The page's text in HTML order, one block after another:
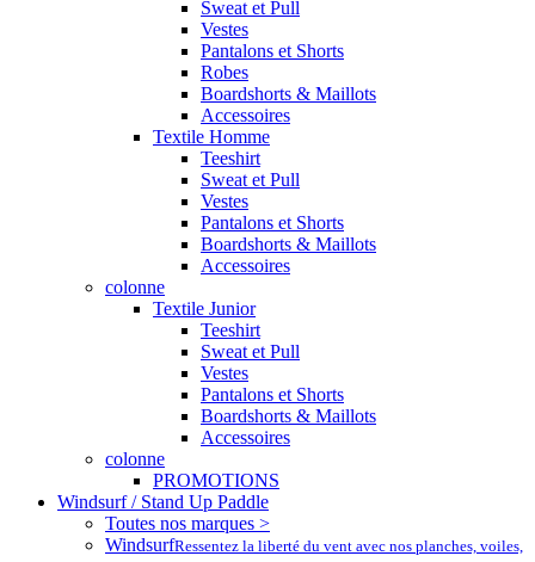
Sweat et Pull
Vestes
Pantalons et Shorts
Robes
Boardshorts & Maillots
Accessoires
Textile Homme
Teeshirt
Sweat et Pull
Vestes
Pantalons et Shorts
Boardshorts & Maillots
Accessoires
colonne
Textile Junior
Teeshirt
Sweat et Pull
Vestes
Pantalons et Shorts
Boardshorts & Maillots
Accessoires
colonne
PROMOTIONS
Windsurf / Stand Up Paddle
Toutes nos marques >
WindsurfRessentez la liberté du vent avec nos planches, voiles,